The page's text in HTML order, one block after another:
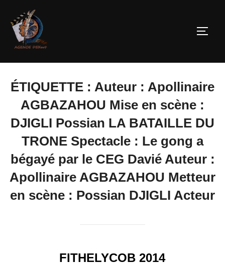
ÉTIQUETTE : Auteur : Apollinaire
AGBAZAHOU Mise en scène :
DJIGLI Possian LA BATAILLE DU
TRONE Spectacle : Le gong a
bégayé par le CEG Davié Auteur :
Apollinaire AGBAZAHOU Metteur
en scène : Possian DJIGLI Acteur
FITHELYCOB 2014